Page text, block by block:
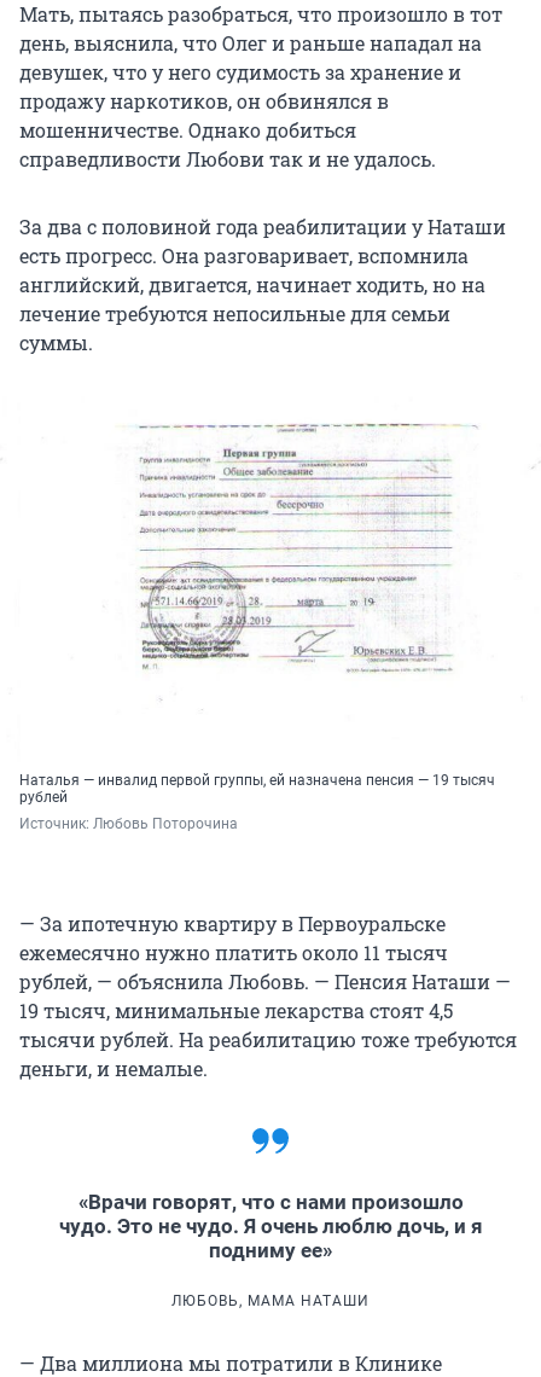
Мать, пытаясь разобраться, что произошло в тот
день, выяснила, что Олег и раньше нападал на
девушек, что у него судимость за хранение и
продажу наркотиков, он обвинялся в
мошенничестве. Однако добиться
справедливости Любови так и не удалось.
За два с половиной года реабилитации у Наташи
есть прогресс. Она разговаривает, вспомнила
английский, двигается, начинает ходить, но на
лечение требуются непосильные для семьи
суммы.
Наталья — инвалид первой группы, ей назначена пенсия — 19 тысяч
рублей
Источник: Любовь Поторочина
— За ипотечную квартиру в Первоуральске
ежемесячно нужно платить около 11 тысяч
рублей, — объяснила Любовь. — Пенсия Наташи —
19 тысяч, минимальные лекарства стоят 4,5
тысячи рублей. На реабилитацию тоже требуются
деньги, и немалые.
«Врачи говорят, что с нами произошло
чудо. Это не чудо. Я очень люблю дочь, и я
подниму ее»
ЛЮБОВЬ, МАМА НАТАШИ
— Два миллиона мы потратили в Клинике